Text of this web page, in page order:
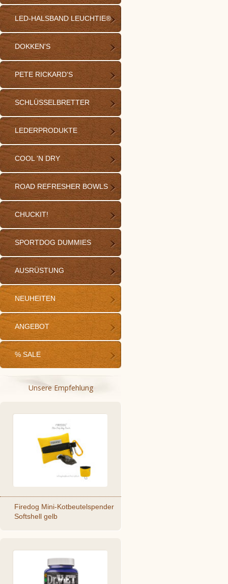
LED-HALSBAND LEUCHTIE®
DOKKEN'S
PETE RICKARD'S
SCHLÜSSELBRETTER
LEDERPRODUKTE
COOL 'N DRY
ROAD REFRESHER BOWLS
CHUCKIT!
SPORTDOG DUMMIES
AUSRÜSTUNG
NEUHEITEN
ANGEBOT
% SALE
Unsere Empfehlung
Firedog Mini-Kotbeutelspender
Softshell gelb